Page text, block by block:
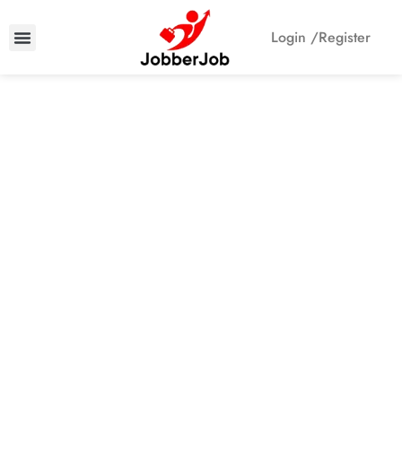
Login /Register